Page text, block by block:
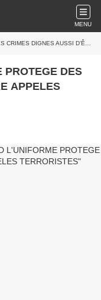
MENU
D'ÊTRE APPELES TERRORISTES
PROTEGE DES